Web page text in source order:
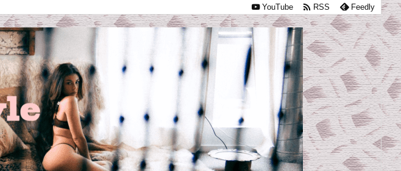
YouTube  RSS Feedly